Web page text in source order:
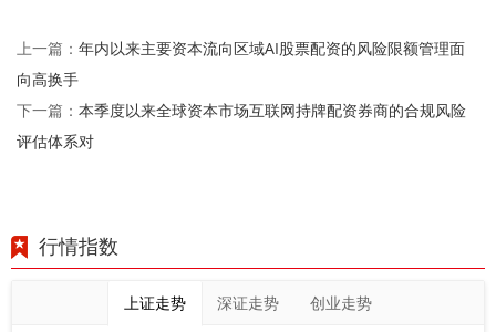
上一篇： 年内以来主要资本流向区域AI股票配资的风险限额管理面
向高换手
下一篇： 本季度以来全球资本市场互联网持牌配资券商的合规风险
评估体系对
行情指数
上证走势 深证走势 创业走势